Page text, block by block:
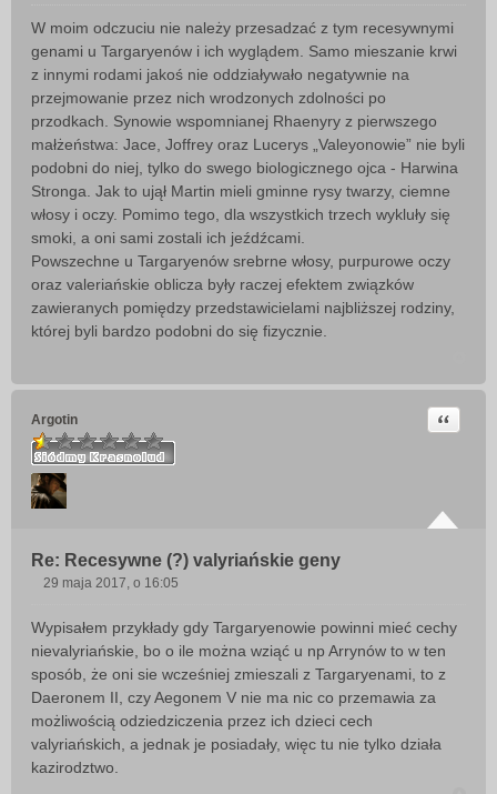
t
W moim odczuciu nie należy przesadzać z tym recesywnymi
genami u Targaryenów i ich wyglądem. Samo mieszanie krwi
z innymi rodami jakoś nie oddziaływało negatywnie na
przejmowanie przez nich wrodzonych zdolności po
przodkach. Synowie wspomnianej Rhaenyry z pierwszego
małżeństwa: Jace, Joffrey oraz Lucerys „Valeyonowie” nie byli
podobni do niej, tylko do swego biologicznego ojca - Harwina
Stronga. Jak to ujął Martin mieli gminne rysy twarzy, ciemne
włosy i oczy. Pomimo tego, dla wszystkich trzech wykluły się
smoki, a oni sami zostali ich jeźdźcami.
Powszechne u Targaryenów srebrne włosy, purpurowe oczy
oraz valeriańskie oblicza były raczej efektem związków
zawieranych pomiędzy przedstawicielami najbliższej rodziny,
której byli bardzo podobni do się fizycznie.
Argotin
Re: Recesywne (?) valyriańskie geny
Cytuj
s
t
29 maja 2017, o 16:05
Wypisałem przykłady gdy Targaryenowie powinni mieć cechy
nievalyriańskie, bo o ile można wziąć u np Arrynów to w ten
sposób, że oni sie wcześniej zmieszali z Targaryenami, to z
Daeronem II, czy Aegonem V nie ma nic co przemawia za
możliwością odziedziczenia przez ich dzieci cech
valyriańskich, a jednak je posiadały, więc tu nie tylko działa
kazirodztwo.